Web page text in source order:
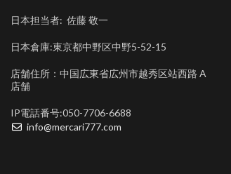
日本担当者: 佐藤 敬一
日本倉庫:東京都中野区中野5-52-15
店舗住所：中国広東省広州市越秀区站西路 A
店舗
IP電話番号:050-7706-6688
info@mercari777.com